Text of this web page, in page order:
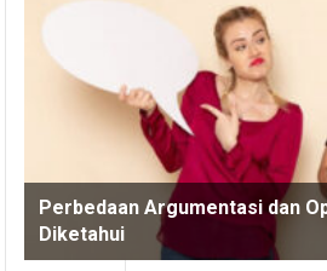
Perbedaan Argumentasi dan
Diketahui